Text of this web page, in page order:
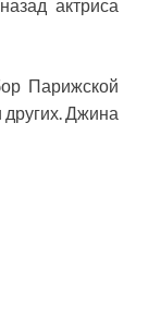
актриса
Парижской
Джина